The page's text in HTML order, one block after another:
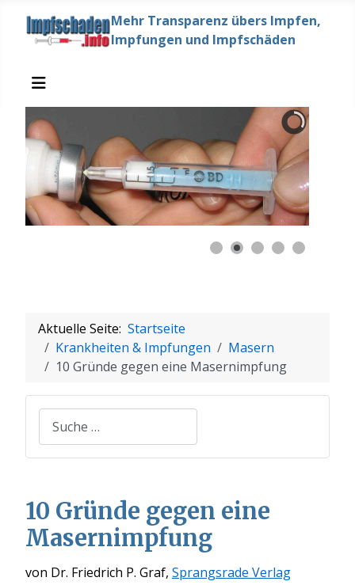
Mehr Transparenz übers Impfen,
Impfungen und Impfschäden
Aktuelle Seite: Startseite
Krankheiten & Impfungen
Masern
10 Gründe gegen eine Masernimpfung
Suchen
10 Gründe gegen eine
Masernimpfung
von Dr. Friedrich P. Graf, Sprangsrade Verlag